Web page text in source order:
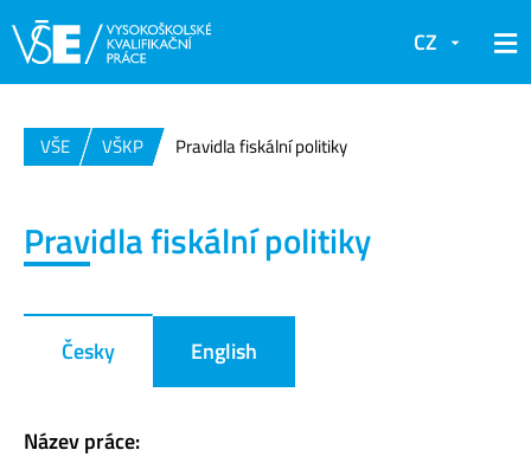
CZ
VŠE VŠKP Pravidla fiskální politiky
Pravidla fiskální politiky
Česky English
Název práce: